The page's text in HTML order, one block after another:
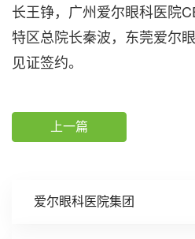
爱尔眼科医院集团
长王铮，广州爱尔眼科医院
特区总院长秦波，东莞爱尔
见证签约。
上一篇